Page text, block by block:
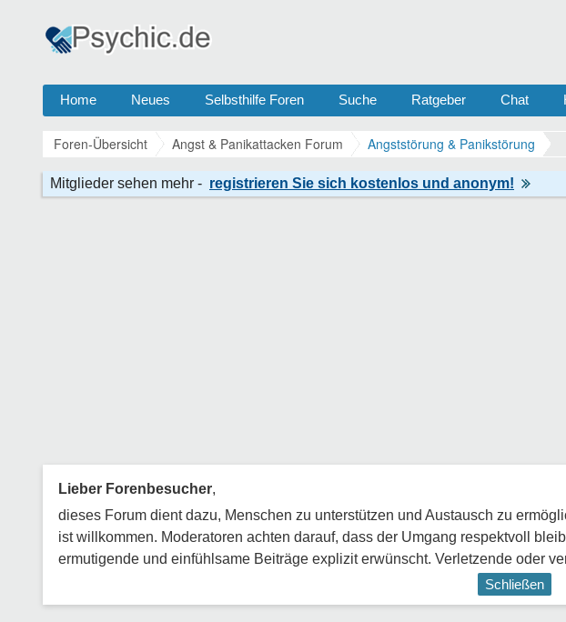
Home Neues Selbsthilfe Foren Suche Ratgeber Chat
Foren-Übersicht Angst & Panikattacken Forum Angststörung & Panikstörung
Lieber Forenbesucher,
dieses Forum dient dazu, Menschen zu unterstützen und Austausch zu
ist willkommen. Moderatoren achten darauf, dass der Umgang respektvoll
ermutigende und einfühlsame Beiträge explizit erwünscht. Verletzende oder
Schließen